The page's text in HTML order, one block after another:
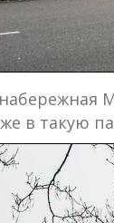
в такую